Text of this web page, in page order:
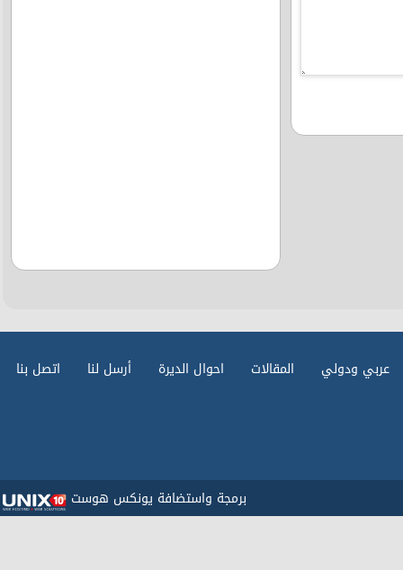
عربي ودولي المقالات احوال الديرة أرسل لنا اتصل بنا
برمجة واستضافة يونكس هوست